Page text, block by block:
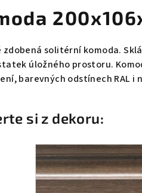
zdobená solitérní komoda.
úložného prostoru.
barevných odstínech RAL i
si z dekoru: